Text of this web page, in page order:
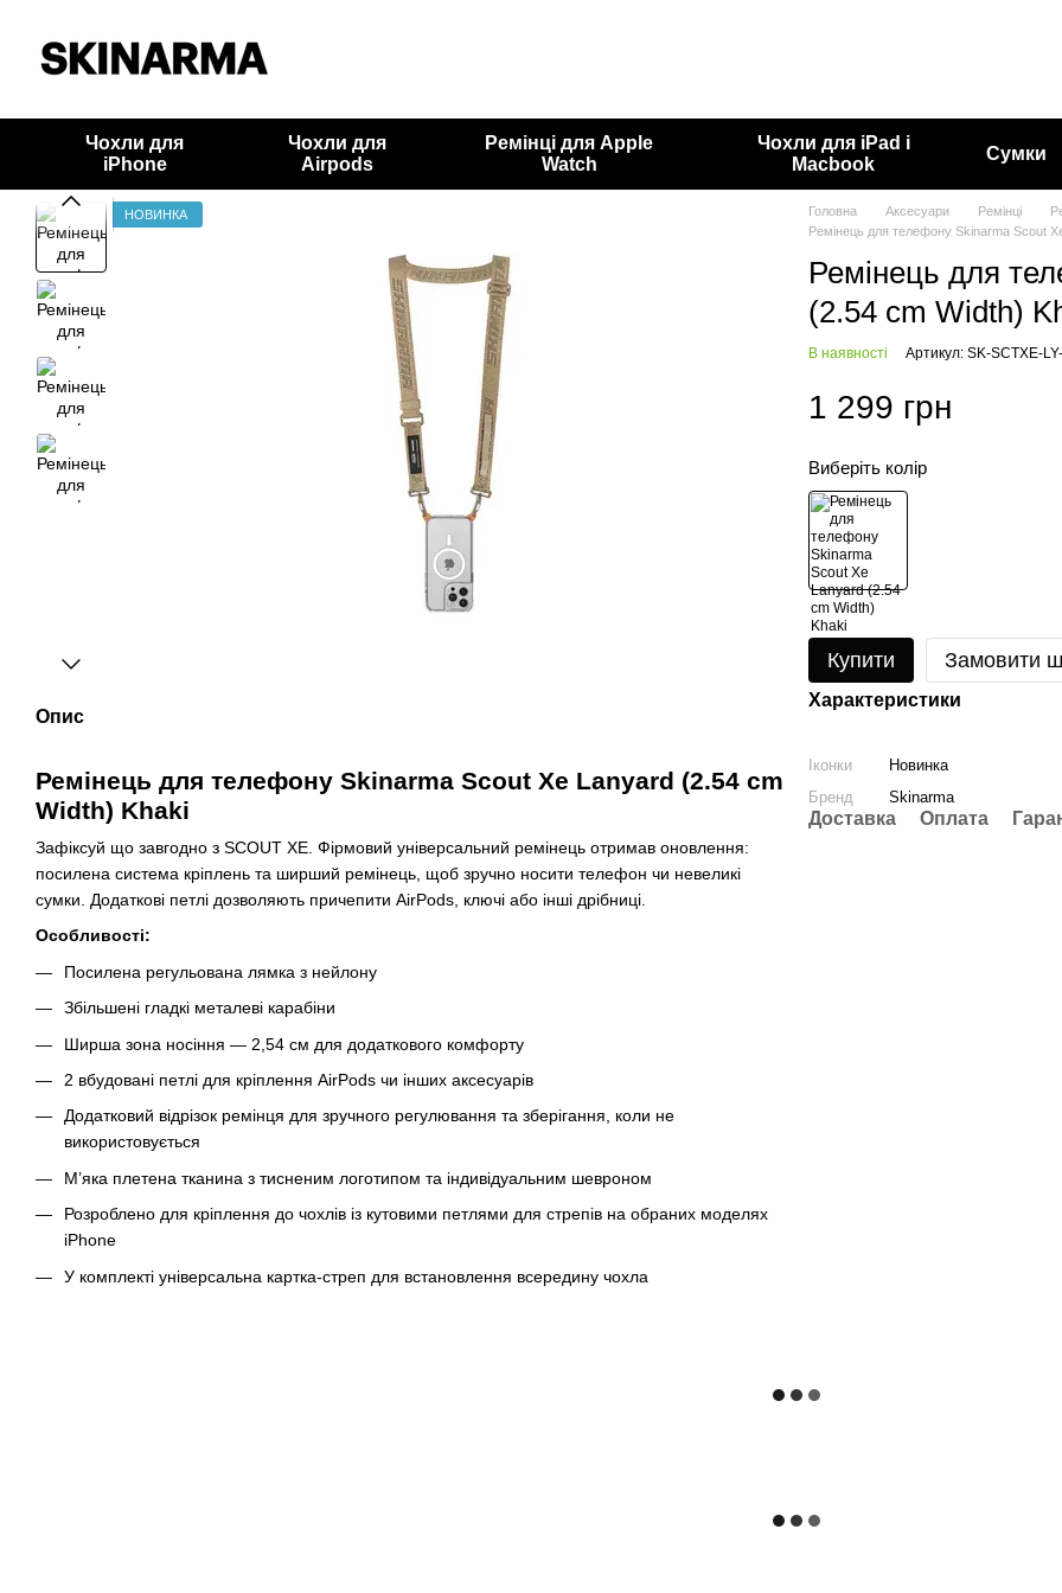
Чохли для
iPhone
Чохли для
Airpods
Ремінці для Apple
Watch
Чохли для iPad і
Macbook
Сумки
НОВИНКА
Опис
Ремінець для телефону Skinarma Scout Xe Lanyard (2.54 cm
Width) Khaki
Зафіксуй що завгодно з SCOUT XE. Фірмовий універсальний ремінець отримав оновлення:
посилена система кріплень та ширший ремінець, щоб зручно носити телефон чи невеликі
сумки. Додаткові петлі дозволяють причепити AirPods, ключі або інші дрібниці.
Особливості:
Посилена регульована лямка з нейлону
Збільшені гладкі металеві карабіни
Ширша зона носіння — 2,54 см для додаткового комфорту
2 вбудовані петлі для кріплення AirPods чи інших аксесуарів
Додатковий відрізок ремінця для зручного регулювання та зберігання, коли не
використовується
М’яка плетена тканина з тисненим логотипом та індивідуальним шевроном
Розроблено для кріплення до чохлів із кутовими петлями для стрепів на обраних моделях
iPhone
У комплекті універсальна картка-стреп для встановлення всередину чохла
Головна Аксесуари Ремінці
Ремінець для телефону Skinarma Scout
Ремінець для
(2.54 cm Width)
В наявності Артикул: SK-SCTXE-
1 299 грн
Виберіть колір
Купити Замовити
Характеристики
Іконки
Новинка
Бренд
Skinarma
Доставка Оплата